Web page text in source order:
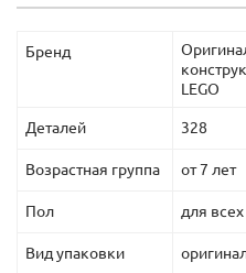
Бренд
LEGO
Деталей 328
Возрастная группа от 7 лет
Пол для всех
Вид упаковки